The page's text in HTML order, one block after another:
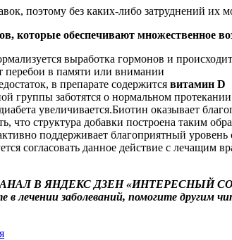
поэтому без каких-либо затруднений их
которые обеспечивают множественное
выработка гормонов и
перебои в памяти или внимании
в препарате содержится витамин D
группы заботятся о нормальном
увеличивается.Биотин оказывает
структура добавки построена таким
поддерживает благоприятный
согласовать данное действие с лечащим
В ЯНДЕКС ДЗЕН «ИНТЕРЕСНЫЙ
в лечении заболеваний, помогите другим